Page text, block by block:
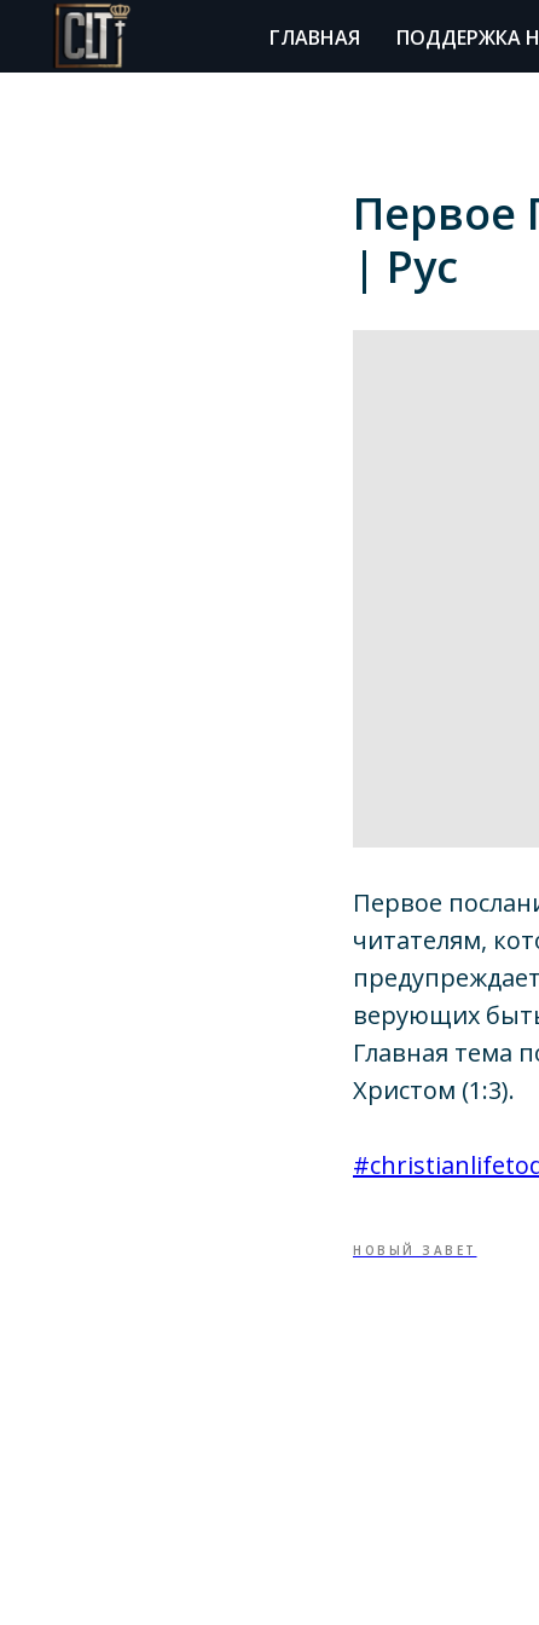
ГЛАВНАЯ ПОДДЕРЖКА
Первое
| Рус
Первое
читателям,
верующих
Главная тема
Христом (1:3).
НОВЫЙ ЗАВЕТ